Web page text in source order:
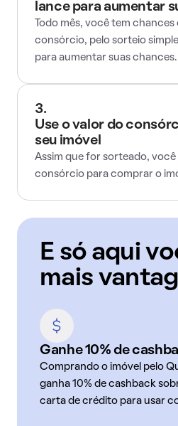
lance para aumentar
Todo mês, você tem
consórcio, pelo sorteio
para aumentar suas chances.
3.
Use o valor do
seu imóvel
Assim que for sorteado,
consórcio para comprar o
E só aqui
mais
Ganhe 10% de
Comprando o imóvel pelo
ganha 10% de cashback
carta de crédito para usar